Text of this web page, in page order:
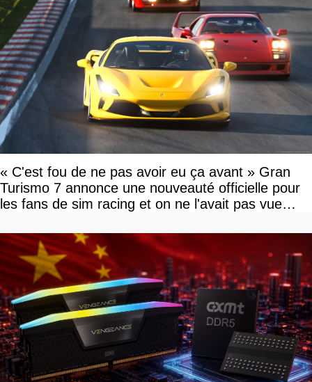
« C'est fou de ne pas avoir eu ça avant » Gran
Turismo 7 annonce une nouveauté officielle pour
les fans de sim racing et on ne l'avait pas vue